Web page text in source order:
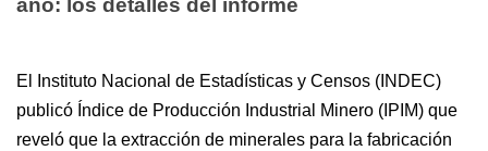
año: los detalles del informe
El Instituto Nacional de Estadísticas y Censos (INDEC)
publicó Índice de Producción Industrial Minero (IPIM) que
reveló que la extracción de minerales para la fabricación